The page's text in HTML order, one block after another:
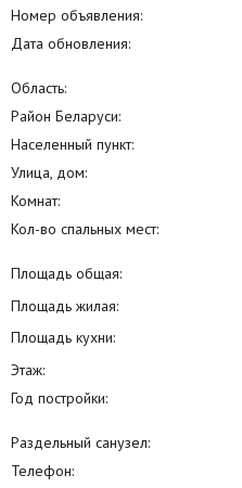
Номер объявления:
Дата обновления:
Область:
Район Беларуси:
Населенный пункт:
Улица, дом:
Комнат:
Кол-во спальных мест:
Площадь общая:
Площадь жилая:
Площадь кухни:
Этаж:
Год постройки:
Раздельный санузел:
Телефон: